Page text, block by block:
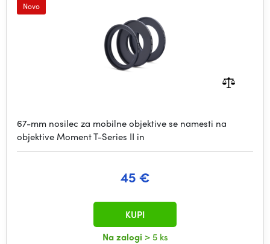
Novo
67-mm nosilec za mobilne objektive se namesti na
objektive Moment T-Series II in
45 €
Na zalogi > 5 ks
KUPI